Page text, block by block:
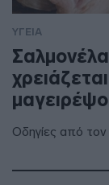
ΥΓΕΙΑ
Οδηγίες από